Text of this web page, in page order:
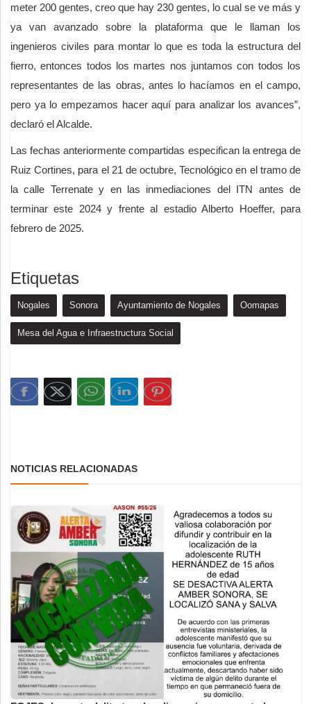
meter 200 gentes, creo que hay 230 gentes, lo cual se ve más y
ya van avanzado sobre la plataforma que le llaman los
ingenieros civiles para montar lo que es toda la estructura del
fierro, entonces todos los martes nos juntamos con todos los
representantes de las obras, antes lo hacíamos en el campo,
pero ya lo empezamos hacer aquí para analizar los avances”,
declaró el Alcalde.
Las fechas anteriormente compartidas especifican la entrega de
Ruiz Cortines, para el 21 de octubre, Tecnológico en el tramo de
la calle Terrenate y en las inmediaciones del ITN antes de
terminar este 2024 y frente al estadio Alberto Hoeffer, para
febrero de 2025.
Etiquetas
Nogales Sonora Ayuntamiento de Nogales Oomapas
Mesa del Agua e Infraestructura Social
NOTICIAS RELACIONADAS